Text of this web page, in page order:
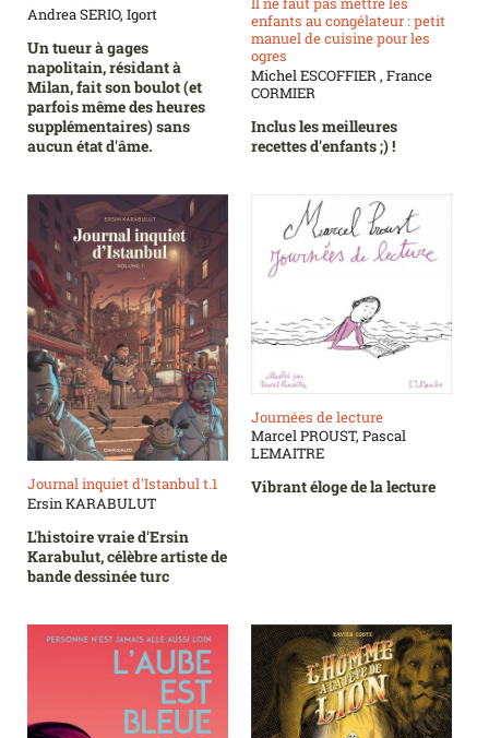
Andrea SERIO, Igort
Un tueur à gages
napolitain, résidant à
Milan, fait son boulot (et
parfois même des heures
supplémentaires) sans
aucun état d'âme.
enfants au congélateur : petit
manuel de cuisine pour les
ogres
Michel ESCOFFIER , France
CORMIER
Inclus les meilleures
recettes d'enfants ;) !
Journal inquiet d'Istanbul t.1
Ersin KARABULUT
L'histoire vraie d'Ersin
Karabulut, célèbre artiste de
bande dessinée turc
Journées de lecture
Marcel PROUST, Pascal
LEMAITRE
Vibrant éloge de la lecture